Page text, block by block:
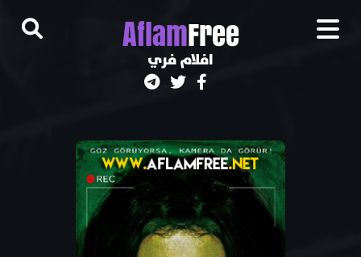
AflamFree
افلام فري